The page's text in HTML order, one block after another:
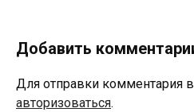
Добавить
Для отправки комментария
авторизоваться.